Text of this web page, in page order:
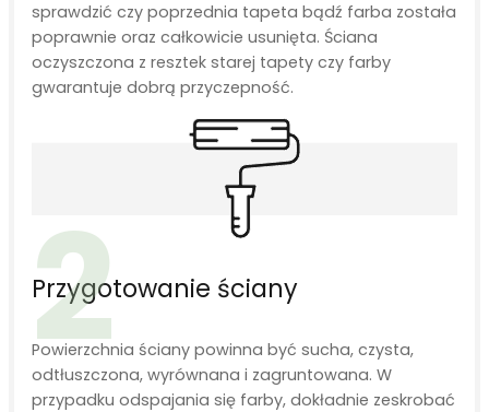
sprawdzić czy poprzednia tapeta bądź farba została
poprawnie oraz całkowicie usunięta. Ściana
oczyszczona z resztek starej tapety czy farby
gwarantuje dobrą przyczepność.
2
Przygotowanie ściany
Powierzchnia ściany powinna być sucha, czysta,
odtłuszczona, wyrównana i zagruntowana. W
przypadku odspajania się farby, dokładnie zeskrobać